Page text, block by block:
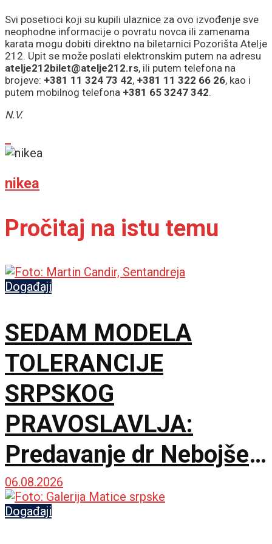
Svi posetioci koji su kupili ulaznice za ovo izvođenje sve
neophodne informacije o povratu novca ili zamenama
karata mogu dobiti direktno na biletarnici Pozorišta Atelje
212. Upit se može poslati elektronskim putem na adresu
atelje212bilet@atelje212.rs, ili putem telefona na
brojeve: +381 11 324 73 42, +381 11 322 66 26, kao i
putem mobilnog telefona +381 65 3247 342.
N.V.
nikea
Pročitaj na istu temu
Događaji
SEDAM MODELA
TOLERANCIJE
SRPSKOG
PRAVOSLAVLJA:
Predavanje dr Nebojše
Šuletića u Galeriji
Matice srpske
06.08.2026
Događaji